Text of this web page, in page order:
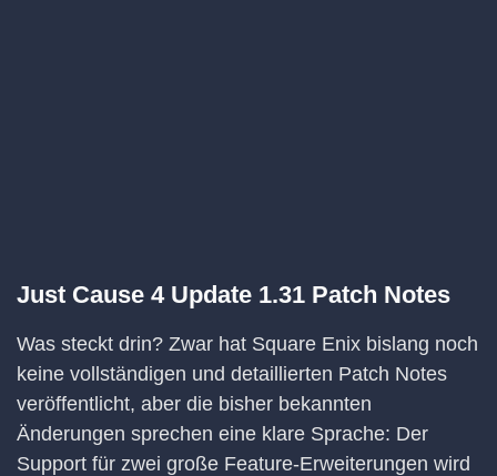
Just Cause 4 Update 1.31 Patch Notes
Was steckt drin? Zwar hat Square Enix bislang noch
keine vollständigen und detaillierten Patch Notes
veröffentlicht, aber die bisher bekannten
Änderungen sprechen eine klare Sprache: Der
Support für zwei große Feature-Erweiterungen wird